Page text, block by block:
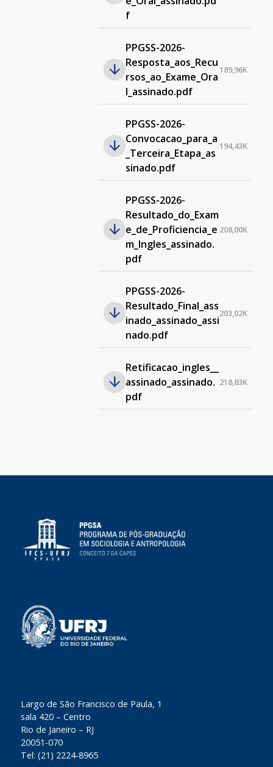
f
PPGSS-2026-
Resposta_aos_Recu
rsos_ao_Exame_Ora
l_assinado.pdf
189,96K
PPGSS-2026-
Convocacao_para_a
_Terceira_Etapa_as
sinado.pdf
194,43K
PPGSS-2026-
Resultado_do_Exam
e_de_Proficiencia_e
m_Ingles_assinado.
pdf
208,00K
PPGSS-2026-
Resultado_Final_ass
inado_assinado_assi
nado.pdf
203,02K
Retificacao_ingles__
assinado_assinado.
pdf
218,83K
​Largo de São Francisco de Paula, 1
sala 420 – Centro
Rio de Janeiro – RJ
20051-070
Tel: (21) 2224-8965